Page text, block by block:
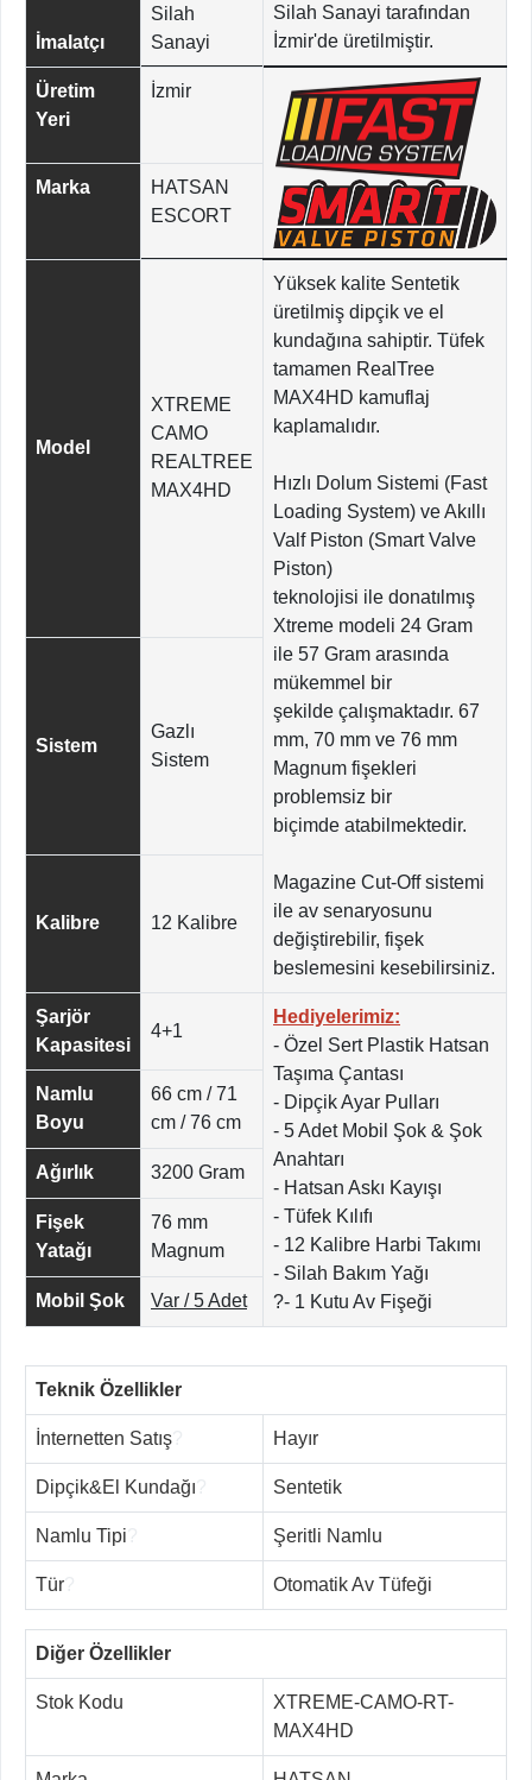
İmalatçı
Silah
Sanayi
Silah Sanayi tarafından
İzmir'de üretilmiştir.
Üretim
Yeri
İzmir
Marka
HATSAN
ESCORT
Model
XTREME
CAMO
REALTREE
MAX4HD
Yüksek kalite Sentetik
üretilmiş dipçik ve el
kundağına sahiptir. Tüfek
tamamen RealTree
MAX4HD kamuflaj
kaplamalıdır.
Hızlı Dolum Sistemi (Fast
Loading System) ve Akıllı
Valf Piston (Smart Valve
Piston)
teknolojisi ile donatılmış
Xtreme modeli 24 Gram
ile 57 Gram arasında
mükemmel bir
şekilde çalışmaktadır. 67
mm, 70 mm ve 76 mm
Magnum fişekleri
problemsiz bir
biçimde atabilmektedir.
Magazine Cut-Off sistemi
ile av senaryosunu
değiştirebilir, fişek
beslemesini kesebilirsiniz.
Sistem
Gazlı
Sistem
Kalibre 12 Kalibre
Şarjör
Kapasitesi
4+1
Hediyelerimiz:
- Özel Sert Plastik Hatsan
Taşıma Çantası
- Dipçik Ayar Pulları
- 5 Adet Mobil Şok & Şok
Anahtarı
- Hatsan Askı Kayışı
- Tüfek Kılıfı
- 12 Kalibre Harbi Takımı
- Silah Bakım Yağı
?- 1 Kutu Av Fişeği
Namlu
Boyu
66 cm / 71
cm / 76 cm
Ağırlık 3200 Gram
Fişek
Yatağı
76 mm
Magnum
Mobil Şok Var / 5 Adet
Teknik Özellikler
İnternetten Satış Hayır
Dipçik&El Kundağı Sentetik
Namlu Tipi Şeritli Namlu
Tür Otomatik Av Tüfeği
Diğer Özellikler
Stok Kodu
XTREME-CAMO-RT-
MAX4HD